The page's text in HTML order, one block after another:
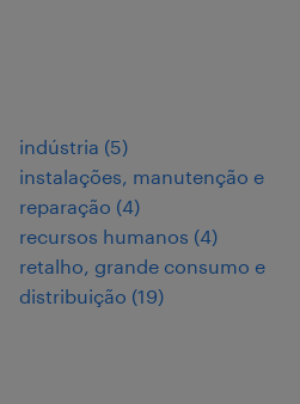
indústria (5)
instalações, manutenção e
reparação (4)
recursos humanos (4)
retalho, grande consumo e
distribuição (19)